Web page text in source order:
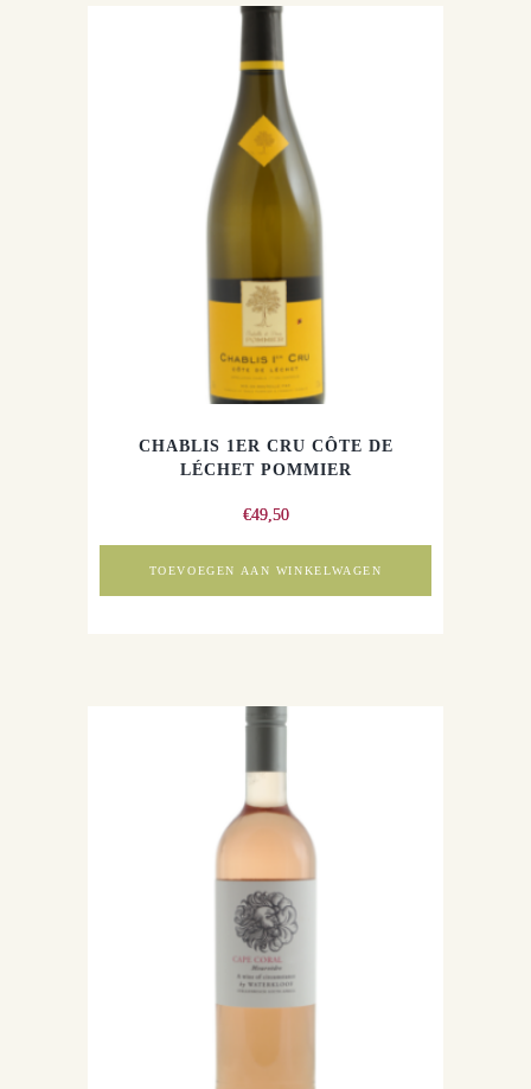
CHABLIS 1ER CRU CÔTE DE
LÉCHET POMMIER
€49,50
TOEVOEGEN AAN WINKELWAGEN